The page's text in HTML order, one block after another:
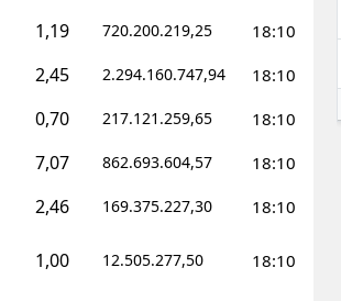
1,19 720.200.219,25 18:10
2,45 2.294.160.747,94 18:10
0,70 217.121.259,65 18:10
7,07 862.693.604,57 18:10
2,46 169.375.227,30 18:10
1,00 12.505.277,50 18:10